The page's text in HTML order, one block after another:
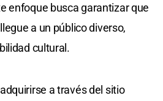
enfoque busca garantizar que
a un público diverso,
cultural.
a través del sitio